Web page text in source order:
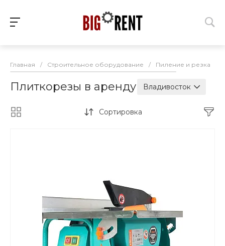
Главная / Строительное оборудование / Пиление и резка
Плиткорезы в аренду Владивосток
Сортировка